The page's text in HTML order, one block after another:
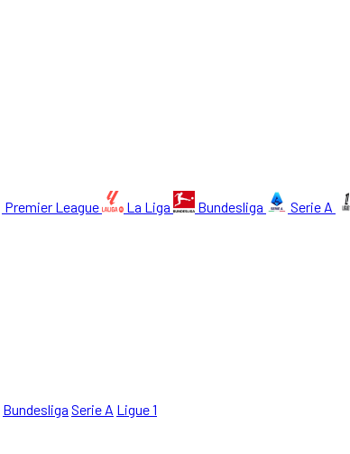
Premier League La Liga Bundesliga Serie A
Bundesliga Serie A Ligue 1